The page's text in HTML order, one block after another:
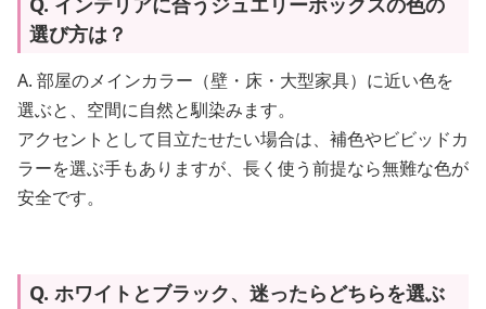
選び方は？
A. 部屋のメインカラー（壁・床・大型家具）に近い色を
選ぶと、空間に自然と馴染みます。
アクセントとして目立たせたい場合は、補色やビビッドカ
ラーを選ぶ手もありますが、長く使う前提なら無難な色が
安全です。
Q. ホワイトとブラック、迷ったらどちらを選ぶ